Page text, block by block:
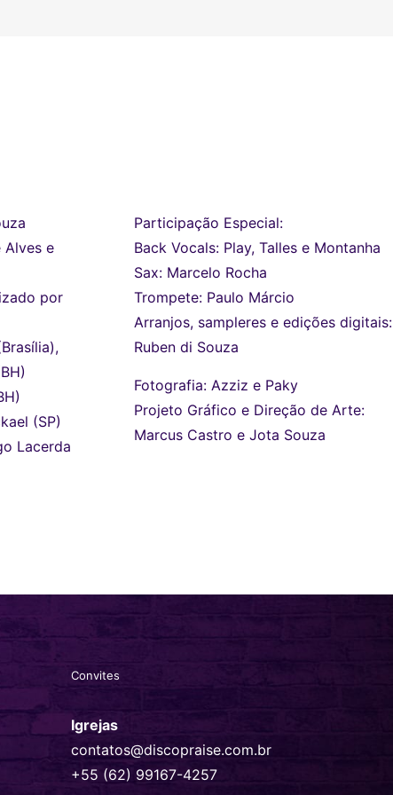
Alves e
por
(SP)
Lacerda
Participação Especial:
Back Vocals: Play, Talles e Montanha
Sax: Marcelo Rocha
Trompete: Paulo Márcio
Arranjos, sampleres e edições digitais:
Ruben di Souza
Fotografia: Azziz e Paky
Projeto Gráfico e Direção de Arte:
Marcus Castro e Jota Souza
Convites
Igrejas
contatos@discopraise.com.br
+55 (62) 99167-4257‬